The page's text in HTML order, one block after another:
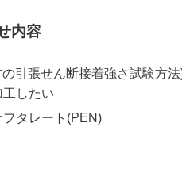
内容
引張せん断接着強さ試験方
したい
タレート(PEN)